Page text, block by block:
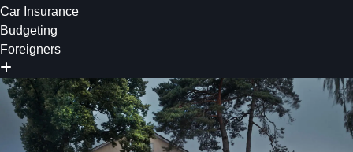
Car Insurance
Budgeting
Foreigners